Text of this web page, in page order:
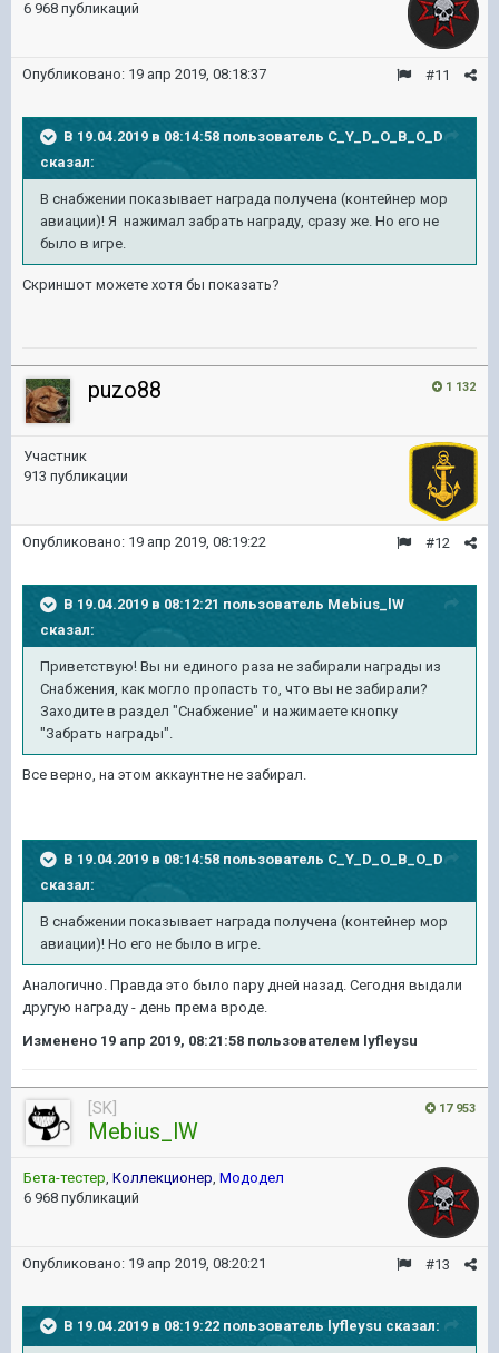
6 968 публикаций
#11
Опубликовано: 19 апр 2019, 08:18:37
В 19.04.2019 в 08:14:58 пользователь C_Y_D_O_B_O_D
сказал:
В снабжении показывает награда получена (контейнер мор
авиации)! Я нажимал забрать награду, сразу же. Но его не
было в игре.
Скриншот можете хотя бы показать?
1 132
puzo88
Участник
913 публикации
#12
Опубликовано: 19 апр 2019, 08:19:22
В 19.04.2019 в 08:12:21 пользователь Mebius_lW
сказал:
Приветствую! Вы ни единого раза не забирали награды из
Снабжения, как могло пропасть то, что вы не забирали?
Заходите в раздел "Снабжение" и нажимаете кнопку
"Забрать награды".
Все верно, на этом аккаунтне не забирал.
В 19.04.2019 в 08:14:58 пользователь C_Y_D_O_B_O_D
сказал:
В снабжении показывает награда получена (контейнер мор
авиации)! Но его не было в игре.
Аналогично. Правда это было пару дней назад. Сегодня выдали
другую награду - день према вроде.
Изменено 19 апр 2019, 08:21:58 пользователем lyfleysu
17 953
[SK]
Mebius_lW
Бета-тестер, Коллекционер, Мододел
6 968 публикаций
#13
Опубликовано: 19 апр 2019, 08:20:21
В 19.04.2019 в 08:19:22 пользователь lyfleysu сказал: